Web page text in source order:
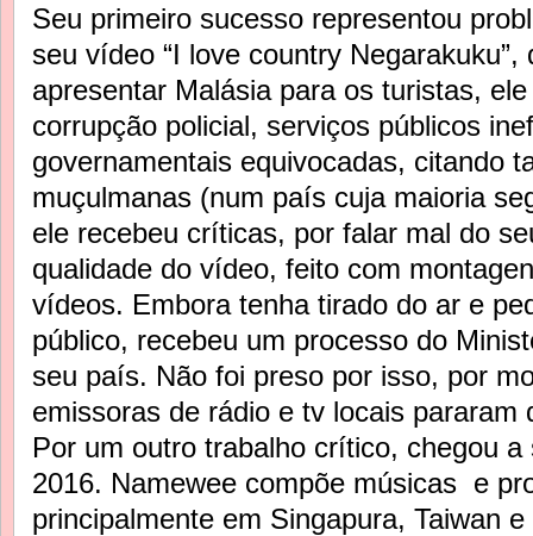
Seu primeiro sucesso representou
seu vídeo “I love country
apresentar Malásia para os turistas,
corrupção policial, serviços públicos
governamentais equivocadas, citando
muçulmanas (num país cuja maioria
ele recebeu críticas, por falar mal do
qualidade do vídeo, feito com
vídeos. Embora tenha tirado do ar e
público, recebeu um processo do
seu país. Não foi preso por isso, por
emissoras de rádio e tv locais pararam
Por um outro trabalho crítico, chegou
2016. Namewee compõe músicas e
principalmente em Singapura, Taiwan